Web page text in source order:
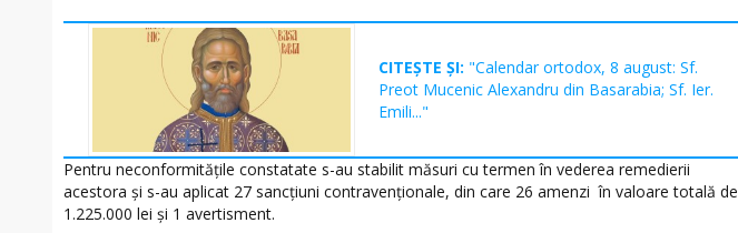
CITEȘTE ȘI: "Calendar ortodox, 8 august: Sf.
Preot Mucenic Alexandru din Basarabia; Sf. Ier.
Emili..."
Pentru neconformitățile constatate s-au stabilit măsuri cu termen în vederea remedierii
acestora și s-au aplicat 27 sancțiuni contravenționale, din care 26 amenzi în valoare totală de
1.225.000 lei și 1 avertisment.